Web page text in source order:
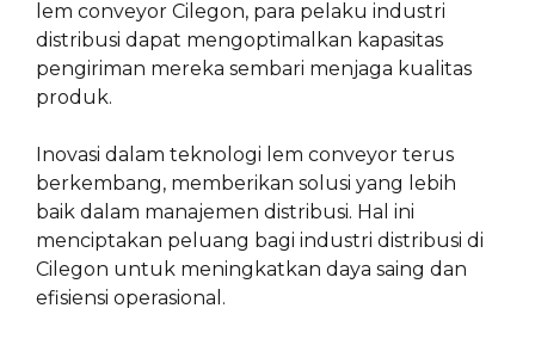
lem conveyor Cilegon, para pelaku industri
distribusi dapat mengoptimalkan kapasitas
pengiriman mereka sembari menjaga kualitas
produk.
Inovasi dalam teknologi lem conveyor terus
berkembang, memberikan solusi yang lebih
baik dalam manajemen distribusi. Hal ini
menciptakan peluang bagi industri distribusi di
Cilegon untuk meningkatkan daya saing dan
efisiensi operasional.